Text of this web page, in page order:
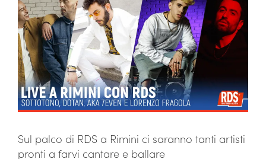
Sul palco di RDS a Rimini ci saranno tanti artisti
pronti a farvi cantare e ballare